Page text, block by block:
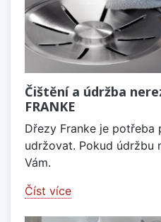
Čištění a údržba
FRANKE
Dřezy Franke je potřeba
udržovat. Pokud údržbu
Vám.
Číst více